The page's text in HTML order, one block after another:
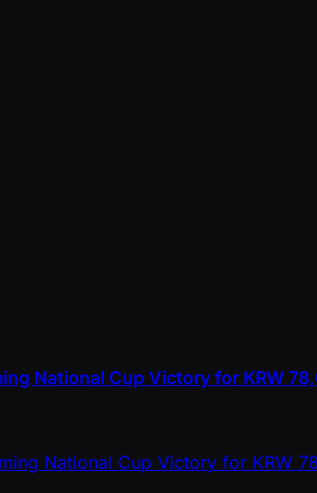
National Cup Victory for KRW